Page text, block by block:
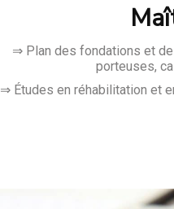
⇒ Plan des fondations et
porteuses,
⇒ Études en réhabilitation et